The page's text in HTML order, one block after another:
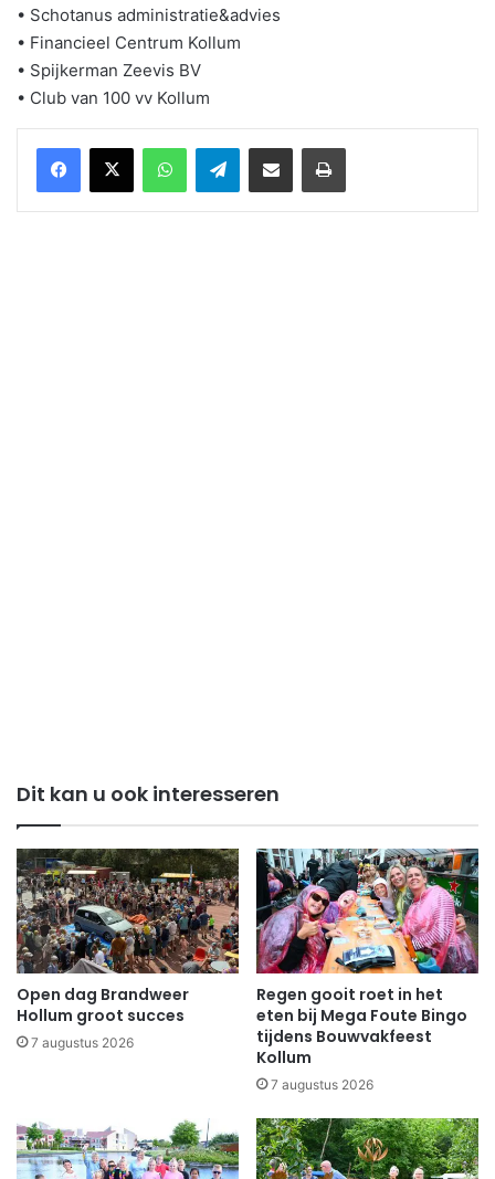
• Schotanus administratie&advies
• Financieel Centrum Kollum
• Spijkerman Zeevis BV
• Club van 100 vv Kollum
WhatsAppTelegramDelen via Email Print
Dit kan u ook interesseren
Open dag Brandweer
Hollum groot succes
7 augustus 2026
Regen gooit roet in het
eten bij Mega Foute Bingo
tijdens Bouwvakfeest
Kollum
7 augustus 2026